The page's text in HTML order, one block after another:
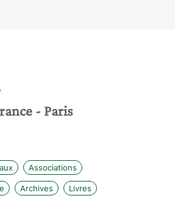
- Paris
Associations
Archives Livres